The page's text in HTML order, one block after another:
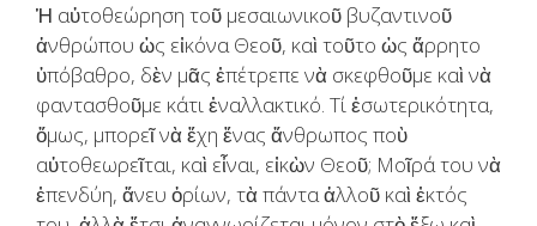
Ἡ αὐτοθεώρηση τοῦ μεσαιωνικοῦ βυζαντινοῦ
ἀνθρώπου ὡς εἰκόνα Θεοῦ, καὶ τοῦτο ὡς ἄρρητο
ὑπόβαθρο, δὲν μᾶς ἐπέτρεπε νὰ σκεφθοῦμε καὶ νὰ
φαντασθοῦμε κάτι ἐναλλακτικό. Τί ἐσωτερικότητα,
ὅμως, μπορεῖ νὰ ἔχη ἕνας ἄνθρωπος ποὺ
αὐτοθεωρεῖται, καὶ εἶναι, εἰκὼν Θεοῦ; Μοῖρά του νὰ
ἐπενδύη, ἄνευ ὁρίων, τὰ πάντα ἀλλοῦ καὶ ἐκτός